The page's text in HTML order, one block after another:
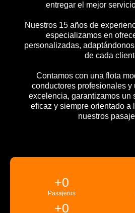
entregar el mejor
Nuestros 15 años de
especializamos en
personalizadas,
de cada
Contamos con una flota
conductores profesionales y
excelencia, garantizamos un
eficaz y siempre orientado a
nuestros
Pasajeros
+0
+0